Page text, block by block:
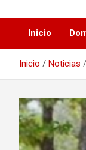
Inicio
Inicio Noticias